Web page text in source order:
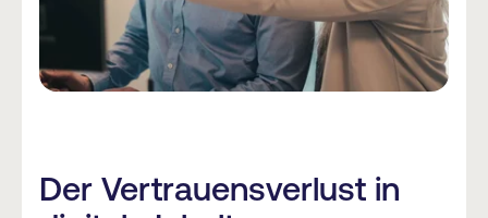
Der Vertrauensverlust in